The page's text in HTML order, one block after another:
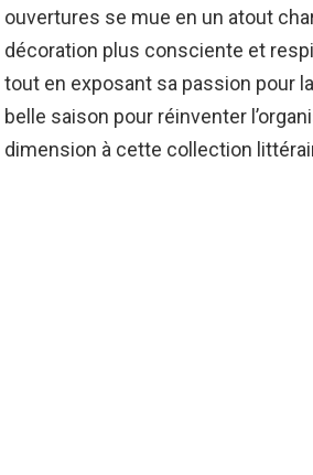
ouvertures se mue en un atout
décoration plus consciente et
tout en exposant sa passion pour
belle saison pour réinventer
dimension à cette collection